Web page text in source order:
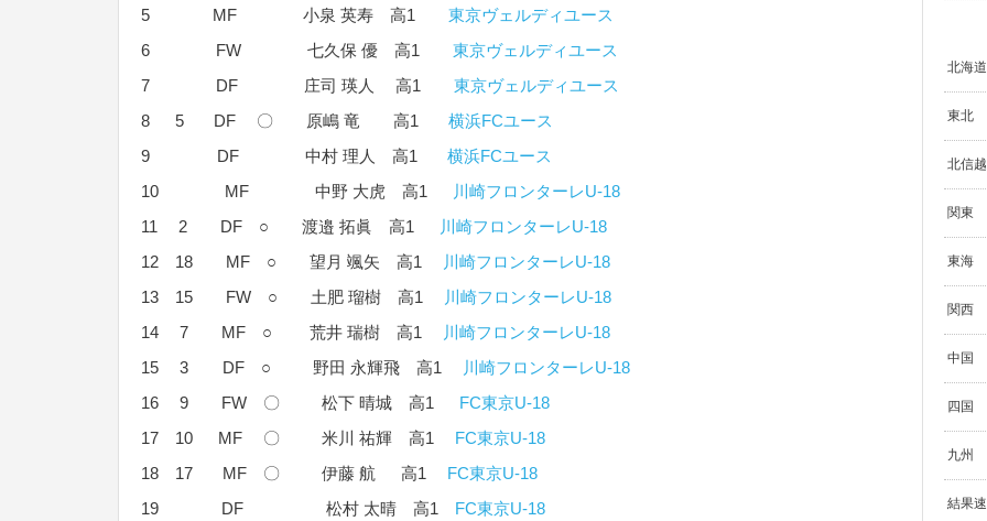
5 MF 小泉 英寿 高1 東京ヴェルディユース
6 FW 七久保 優 高1 東京ヴェルディユース
7 DF 庄司 瑛人 高1 東京ヴェルディユース
8 5 DF 〇 原嶋 竜 高1 横浜FCユース
9 DF 中村 理人 高1 横浜FCユース
10 MF 中野 大虎 高1
川崎フロンターレU-18
11 2 DF ○ 渡邉 拓眞 高1
川崎フロンターレU-18
12 18 MF ○ 望月 颯矢 高1
川崎フロンターレU-18
13 15 FW ○ 土肥 瑠樹 高1
川崎フロンターレU-18
14 7 MF ○ 荒井 瑞樹 高1
川崎フロンターレU-18
15 3 DF ○ 野田 永輝飛 高1
川崎フロンターレU-18
16 9 FW 〇 松下 晴城 高1
FC東京U-18
17 10 MF 〇 米川 祐輝 高1
FC東京U-18
18 17 MF 〇 伊藤 航 高1
FC東京U-18
19 DF 松村 太晴 高1
FC東京U-18
北海道
東北
北信越
関東
東海
関西
中国
四国
九州
結果